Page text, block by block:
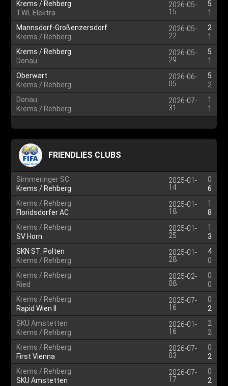
Krems / Rehberg
TWL Elektra
2026-05-
15
5
1
Mannsdorf-Großenzersdorf
Krems / Rehberg
2026-05-
22
2
1
Krems / Rehberg
Donau
2026-05-
29
5
1
Oberwart
Krems / Rehberg
2026-06-
05
5
2
Donau
Krems / Rehberg
2026-07-
31
1
1
FRIENDLIES CLUBS
Simmeringer SC
Krems / Rehberg
2025-01-
14
0
6
Krems / Rehberg
Floridsdorfer AC
2025-01-
18
1
8
Krems / Rehberg
SV Horn
2025-01-
25
1
3
SKN ST. Polten
Krems / Rehberg
2025-01-
28
4
0
Krems / Rehberg
Ried
2025-02-
08
0
0
Krems / Rehberg
Rapid Wien II
2025-07-
16
0
2
SKU Amstetten
Krems / Rehberg
2026-01-
16
2
2
Krems / Rehberg
First Vienna
2026-07-
03
0
2
Krems / Rehberg
SKU Amstetten
2026-07-
17
0
2